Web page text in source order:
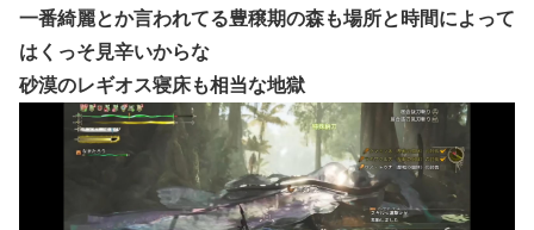
一番綺麗とか言われてる豊穣期の森も場所と時間によって
はくっそ見辛いからな
砂漠のレギオス寝床も相当な地獄